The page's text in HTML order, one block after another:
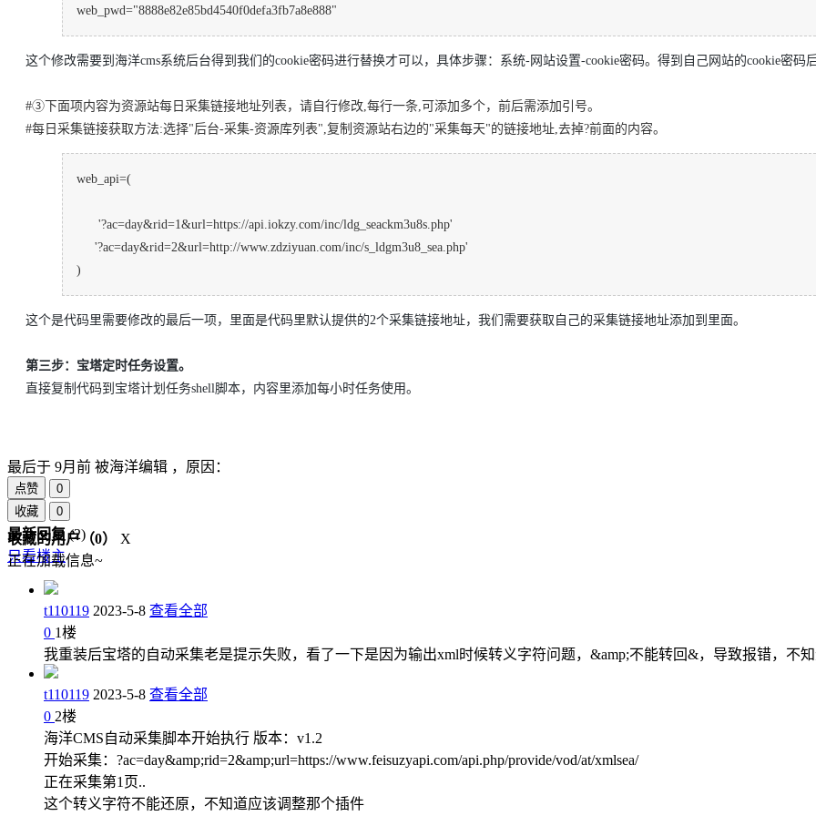
web_pwd="8888e82e85bd4540f0defa3fb7a8e888"
这个修改需要到海洋cms系统后台得到我们的cookie密码进行替换才可以，具体步骤：系统-网站设置-cookie密码。得到自己网站的cookie密码
#③下面项内容为资源站每日采集链接地址列表，请自行修改,每行一条,可添加多个，前后需添加引号。
#每日采集链接获取方法:选择"后台-采集-资源库列表",复制资源站右边的"采集每天"的链接地址,去掉?前面的内容。
web_api=(
'?ac=day&rid=1&url=https://api.iokzy.com/inc/ldg_seackm3u8s.php'
'?ac=day&rid=2&url=http://www.zdziyuan.com/inc/s_ldgm3u8_sea.php'
)
这个是代码里需要修改的最后一项，里面是代码里默认提供的2个采集链接地址，我们需要获取自己的采集链接地址添加到里面。
第三步：宝塔定时任务设置。
直接复制代码到宝塔计划任务shell脚本，内容里添加每小时任务使用。
最后于 9月前 被海洋编辑 ，原因：
点赞
0
收藏
0
收藏的用户（0）
X
正在加载信息~
最新回复(2)
只看楼主
t110119 2023-5-8 查看全部
0 1楼
我重装后宝塔的自动采集老是提示失败，看了一下是因为输出xml时候转义字符问题，&amp;不能转回&，导致报错，不
t110119 2023-5-8 查看全部
0 2楼
海洋CMS自动采集脚本开始执行 版本：v1.2
开始采集：?ac=day&amp;rid=2&amp;url=https://www.feisuzyapi.com/api.php/provide/vod/at/xmlsea/
正在采集第1页..
这个转义字符不能还原，不知道应该调整那个插件